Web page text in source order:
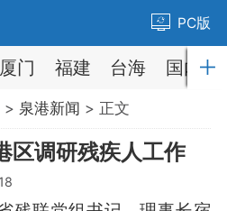
PC版
厦门 福建 台海 国内
> 泉港新闻 > 正文
区调研残疾人工作